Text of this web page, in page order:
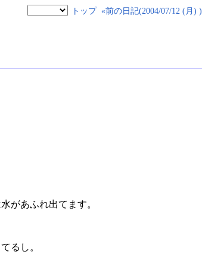
トップ «前の日記(2004/07/12 (月) )
があふれ出てます。
るし。